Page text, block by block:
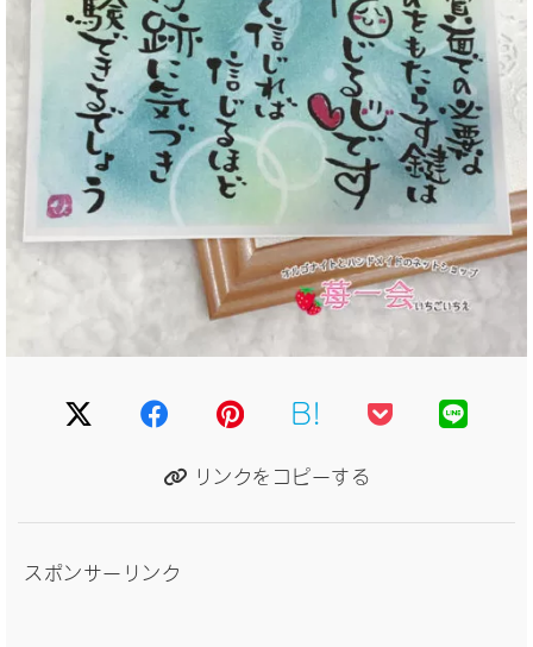
B!
リンクをコピーする
スポンサーリンク